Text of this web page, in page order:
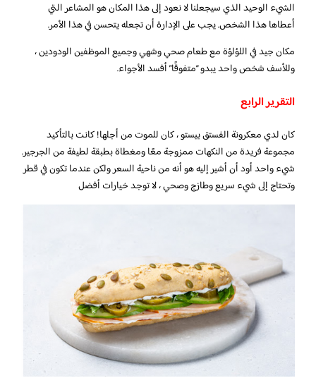
الشيء الوحيد الذي سيجعلنا لا نعود إلى هذا المكان هو المشاعر التي
أعطاها هذا الشخص. يجب على الإدارة أن تجعله يتحسن في هذا الأمر.
مكان جيد في اللؤلؤة مع طعام صحي وشهي وجميع الموظفين الودودين ،
وللأسف شخص واحد يبدو “متفوقًا” أفسد الأجواء.
التقرير الرابع
كان لدي معكرونة الفستق بيستو ، كان للموت من أجلها! كانت بالتأكيد
مجموعة فريدة من النكهات ممزوجة معًا ومغطاة بطبقة لطيفة من الجرجير.
شيء واحد أود أن أشير إليه هو أنه من ناحية السعر ولكن عندما تكون في قطر
وتحتاج إلى شيء سريع وطازج وصحي ، لا توجد خيارات أفضل